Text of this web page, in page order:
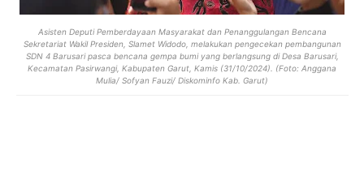
Asisten Deputi Pemberdayaan Masyarakat dan Penanggulangan Bencana
Sekretariat Wakil Presiden, Slamet Widodo, melakukan pengecekan pembangunan
SDN 4 Barusari pasca bencana gempa bumi yang berlangsung di Desa Barusari,
Kecamatan Pasirwangi, Kabupaten Garut, Kamis (31/10/2024). (Foto: Anggana
Mulia/ Sofyan Fauzi/ Diskominfo Kab. Garut)